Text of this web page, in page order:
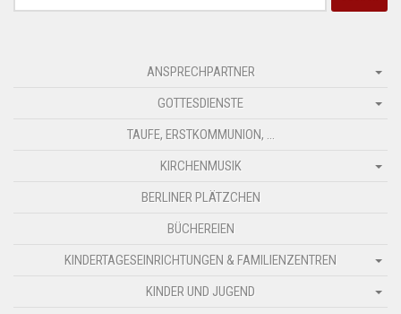
nach:
ANSPRECHPARTNER
GOTTESDIENSTE
TAUFE, ERSTKOMMUNION, …
KIRCHENMUSIK
BERLINER PLÄTZCHEN
BÜCHEREIEN
KINDERTAGESEINRICHTUNGEN & FAMILIENZENTREN
KINDER UND JUGEND